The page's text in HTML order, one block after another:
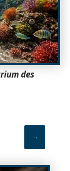
des